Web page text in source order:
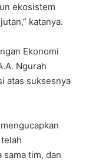
ekosistem
katanya.
Ekonomi
Ngurah
atas suksesnya
tim, dan